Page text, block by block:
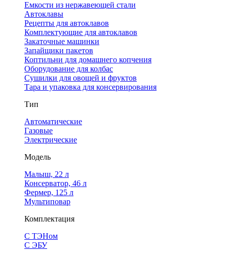
Емкости из нержавеющей стали
Автоклавы
Рецепты для автоклавов
Комплектующие для автоклавов
Закаточные машинки
Запайщики пакетов
Коптильни для домашнего копчения
Оборудование для колбас
Сушилки для овощей и фруктов
Тара и упаковка для консервирования
Тип
Автоматические
Газовые
Электрические
Модель
Малыш, 22 л
Консерватор, 46 л
Фермер, 125 л
Мультиповар
Комплектация
С ТЭНом
С ЭБУ